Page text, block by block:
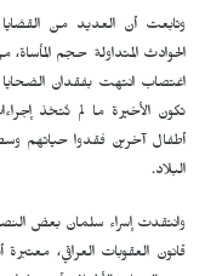
وتابعت أن العديد من
الحوادث المتداولة حجم
اغتصاب انتهت بفقدان الضحايا
تكون الأخيرة ما لم تُتخذ
أطفال آخرين فقدوا حياتهم
البلاد.
قانون العقوبات العراقي،